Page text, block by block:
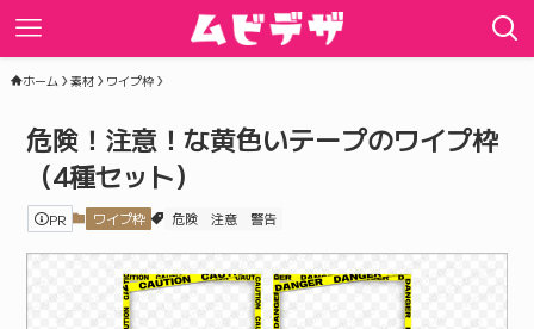
ホーム 素材 ワイプ枠
危険！注意！な黄色いテープのワイプ枠
（4種セット）
PR ワイプ枠 危険 注意 警告